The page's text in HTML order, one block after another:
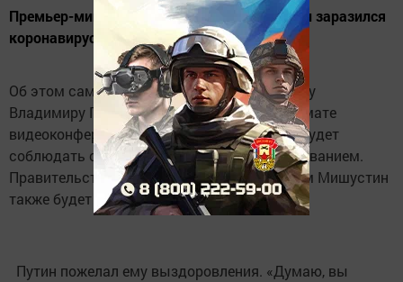
Премьер-министр России Михаил Мишустин заразился
коронавирусом, сообщает РИА Новости.
Об этом сам Мишустин сообщил президенту
Владимиру Путину во время встречи в формате
видеоконференции. Премьер добавил, что будет
соблюдать самоизоляцию в связи с заболеванием.
Правительство будет активно работать, сам Мишустин
также будет на связи.
Путин пожелал ему выздоровления. «Думаю, вы